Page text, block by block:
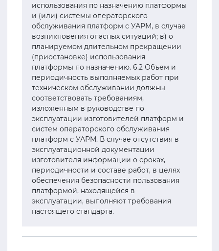
использования по назначению платформы
и (или) системы операторского
обслуживания платформ с УАРМ, в случае
возникновения опасных ситуаций; в) о
планируемом длительном прекращении
(приостановке) использования
платформы по назначению. 6.2 Объем и
периодичность выполняемых работ при
техническом обслуживании должны
соответствовать требованиям,
изложенным в руководстве по
эксплуатации изготовителей платформ и
систем операторского обслуживания
платформ с УАРМ. В случае отсутствия в
эксплуатационной документации
изготовителя информации о сроках,
периодичности и составе работ, в целях
обеспечения безопасности пользования
платформой, находящейся в
эксплуатации, выполняют требования
настоящего стандарта.